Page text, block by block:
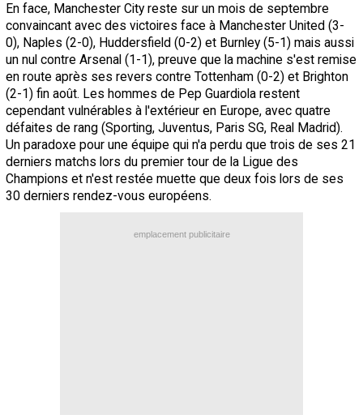
En face, Manchester City reste sur un mois de septembre
convaincant avec des victoires face à Manchester United (3-
0), Naples (2-0), Huddersfield (0-2) et Burnley (5-1) mais aussi
un nul contre Arsenal (1-1), preuve que la machine s'est remise
en route après ses revers contre Tottenham (0-2) et Brighton
(2-1) fin août. Les hommes de Pep Guardiola restent
cependant vulnérables à l'extérieur en Europe, avec quatre
défaites de rang (Sporting, Juventus, Paris SG, Real Madrid).
Un paradoxe pour une équipe qui n'a perdu que trois de ses 21
derniers matchs lors du premier tour de la Ligue des
Champions et n'est restée muette que deux fois lors de ses
30 derniers rendez-vous européens.
emplacement publicitaire